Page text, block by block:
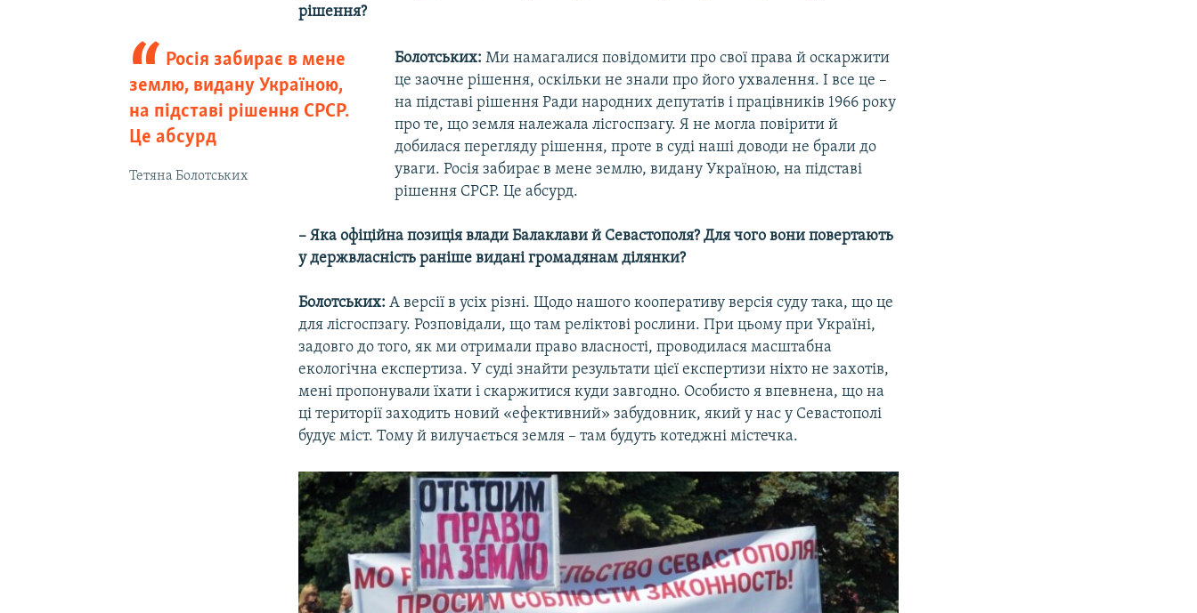
рішення?
Росія забирає в мене
землю, видану Україною,
на підставі рішення СРСР.
Це абсурд
Тетяна Болотських
Болотських: Ми намагалися повідомити про свої права й оскаржити
це заочне рішення, оскільки не знали про його ухвалення. І все це –
на підставі рішення Ради народних депутатів і працівників 1966 року
про те, що земля належала лісгоспзагу. Я не могла повірити й
добилася перегляду рішення, проте в суді наші доводи не брали до
уваги. Росія забирає в мене землю, видану Україною, на підставі
рішення СРСР. Це абсурд.
– Яка офіційна позиція влади Балаклави й Севастополя? Для чого вони повертають
у держвласність раніше видані громадянам ділянки?
Болотських:А версії в усіх різні. Щодо нашого кооперативу версія суду така, що це
для лісгоспзагу. Розповідали, що там реліктові рослини. При цьому при Україні,
задовго до того, як ми отримали право власності, проводилася масштабна
екологічна експертиза. У суді знайти результати цієї експертизи ніхто не захотів,
мені пропонували їхати і скаржитися куди завгодно. Особисто я впевнена, що на
ці території заходить новий «ефективний» забудовник, який у нас у Севастополі
будує міст. Тому й вилучається земля – там будуть котеджні містечка.